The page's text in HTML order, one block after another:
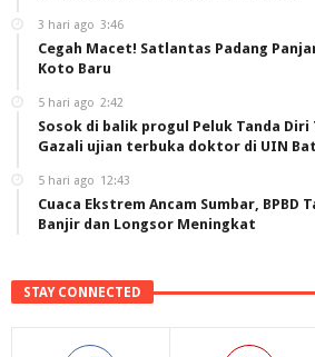
3 hari ago 3:46
Cegah Macet! Satlantas Padang
Koto Baru
5 hari ago 2:42
Sosok di balik progul Peluk Tanda
Gazali ujian terbuka doktor di UIN
5 hari ago 12:43
Cuaca Ekstrem Ancam Sumbar, BPBD
Banjir dan Longsor Meningkat
STAY CONNECTED